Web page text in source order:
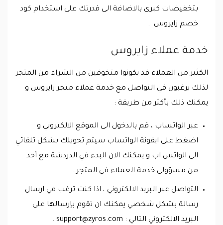
بتخفيضات كبرى بالاضافة الى قدرتك على استخدام كود
خصم زايروس .
خدمة عملاء زايروس
الكثير من العملاء قد يكونوا متخوفين من الشراء من المتجر
لذلك يرغبون في التواصل مع خدمة عملاء متجر زايروس و
يمكنك ذلك بأكثر من طريقة :
عبر الواتساب ، قم بالدخول الى الموقع الالكتروني و
اضغط على ايقونة الواتساب سيتم تحويلك بشكل تلقائي
الى الواتس اب و يمكنك الان البدء في الدردشة مع أحد
من مسؤولي خدمة العملاء في المتجر .
التواصل عبر البريد الالكتروني ، اذا كنت ترغب في ارسال
رسالة بشكل شخصي يمكنك ان تقوم بإرسالها على
البريد الالكتروني التالي : support@zyros.com
.